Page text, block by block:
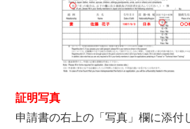
証明写真
申請書の右上の「写真」欄に添付